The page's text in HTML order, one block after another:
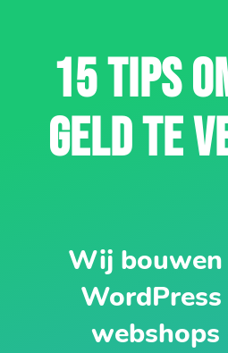
15 TIPS
GELD TE
Wij